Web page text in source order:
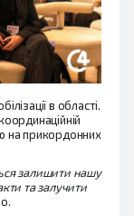
в області.
на прикордонних
залишити нашу
та залучити